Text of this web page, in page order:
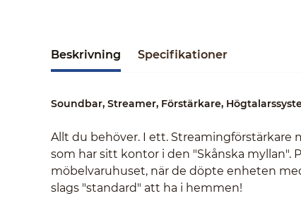
Beskrivning Specifikationer
Soundbar, Streamer, Förstärkare,
Allt du behöver. I ett. Streamingförstärkare
som har sitt kontor i den "Skånska myllan".
möbelvaruhuset, när de döpte enheten
slags "standard" att ha i hemmen!